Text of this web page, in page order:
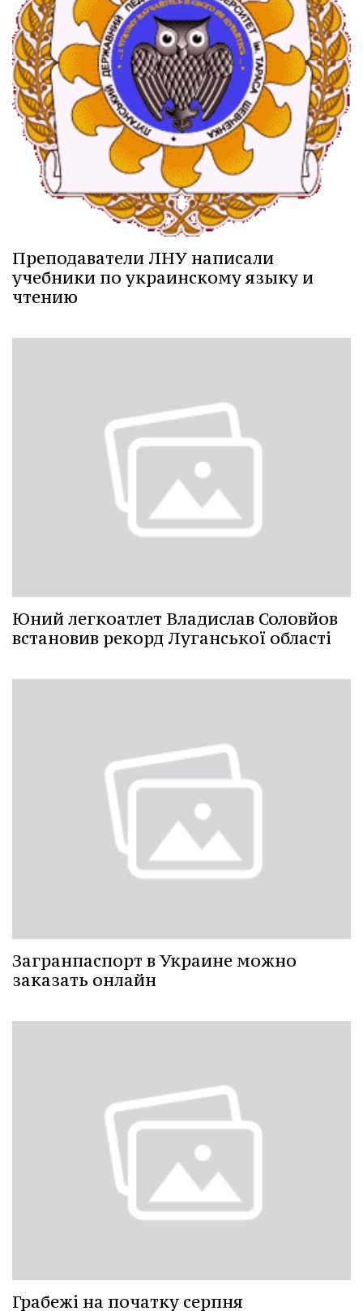
Преподаватели ЛНУ написали
учебники по украинскому языку и
чтению
Юний легкоатлет Владислав Соловйов
встановив рекорд Луганської області
Загранпаспорт в Украине можно
заказать онлайн
Грабежі на початку серпня